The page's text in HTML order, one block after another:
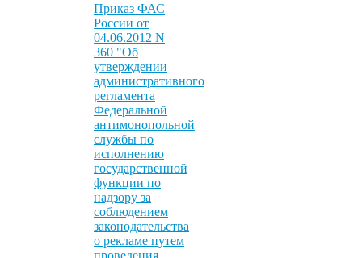
Приказ ФАС
России от
04.06.2012 N
360 "Об
утверждении
административного
регламента
Федеральной
антимонопольной
службы по
исполнению
государственной
функции по
надзору за
соблюдением
законодательства
о рекламе путем